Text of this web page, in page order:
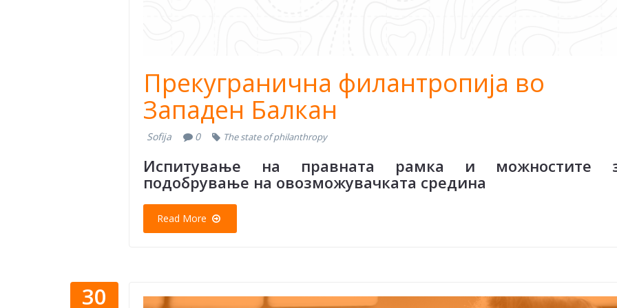
Прекугранична филантропија во
Западен Балкан
Sofija 0 The state of philanthropy
Испитување на правната рамка и можностите
подобрување на овозможувачката средина​
Read More
30